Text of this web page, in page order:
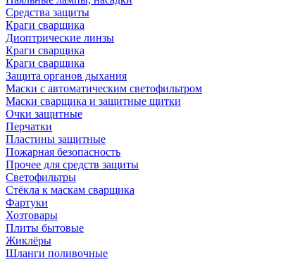
Средства защиты
Краги сварщика
Диоптрические линзы
Краги сварщика
Краги сварщика
Защита органов дыхания
Маски с автоматическим светофильтром
Маски сварщика и защитные щитки
Очки защитные
Перчатки
Пластины защитные
Пожарная безопасность
Прочее для средств защиты
Светофильтры
Стёкла к маскам сварщика
Фартуки
Хозтовары
Плиты бытовые
Жиклёры
Шланги поливочные